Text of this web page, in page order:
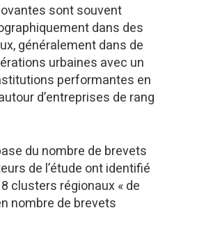
sont souvent
dans des
généralement dans de
urbaines avec un
performantes en
d’entreprises de rang
du nombre de brevets
de l’étude ont identifié
clusters régionaux « de
nombre de brevets